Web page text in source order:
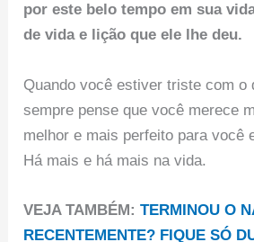
por este belo tempo em sua
de vida e lição que ele lhe deu.
Quando você estiver triste com o
sempre pense que você merece
melhor e mais perfeito para você
Há mais e há mais na vida.
VEJA TAMBÉM:TERMINOU O
RECENTEMENTE? FIQUE SÓ